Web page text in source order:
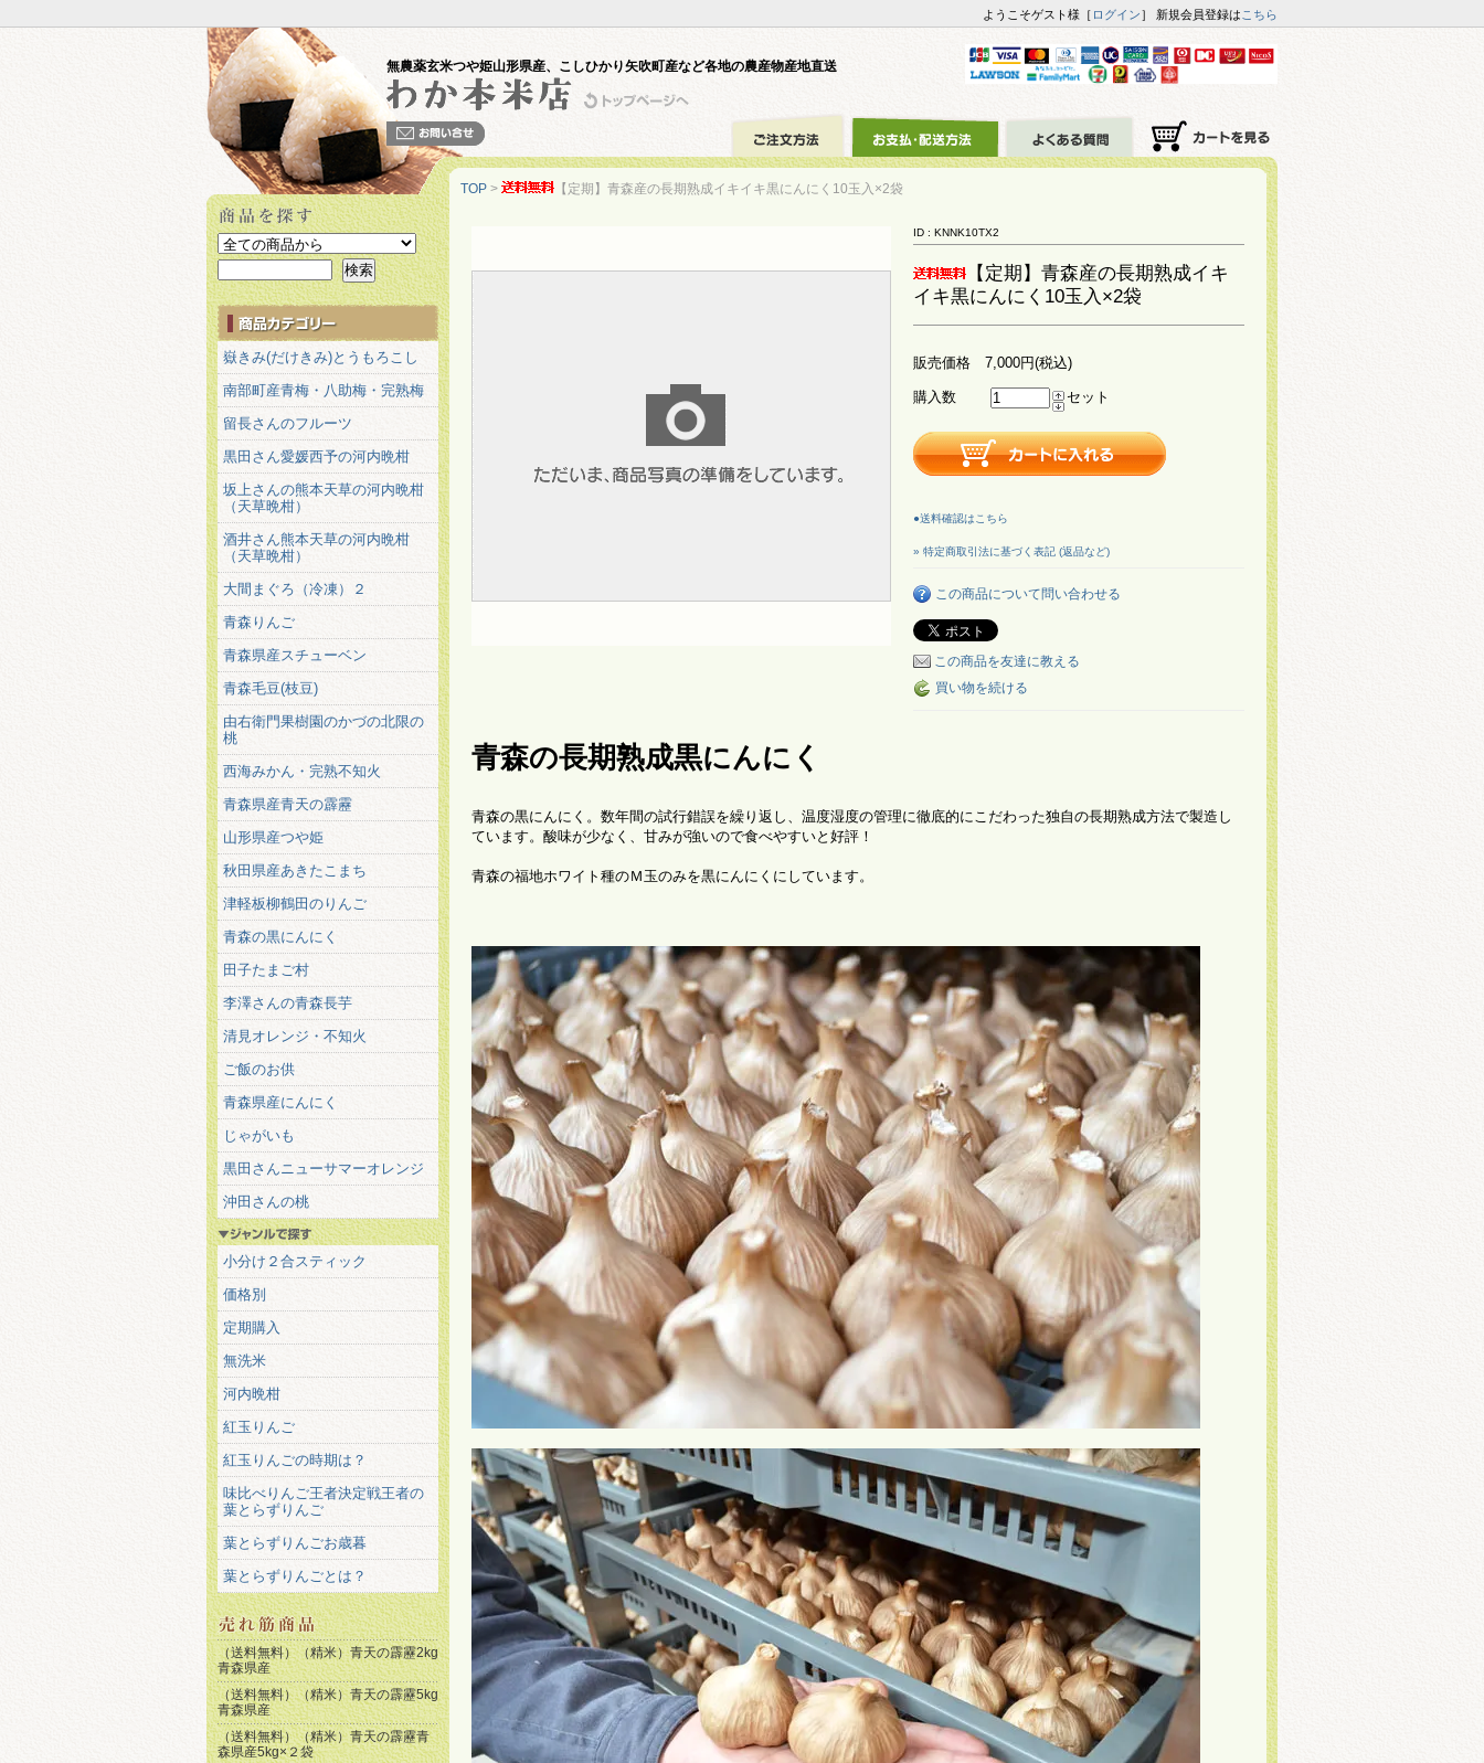
ようこそゲスト様［ ログイン］ 新規会員登録は こちら
無農薬玄米つや姫山形県産、こしひかり矢吹町産など各地の農産物産地直送
TOP > 【定期】青森産の長期熟成イキイキ黒にんにく10玉入×2袋
ID : KNNK10TX2
【定期】青森産の長期熟成イキ
イキ黒にんにく10玉入×2袋
販売価格 7,000円(税込)
購入数 セット
●送料確認はこちら
» 特定商取引法に基づく表記 (返品など)
この商品について問い合わせる
この商品を友達に教える
買い物を続ける
青森の長期熟成黒にんにく
青森の黒にんにく。数年間の試行錯誤を繰り返し、温度湿度の管理に徹底的にこだわった独自の長期熟成方法で製造し
ています。酸味が少なく、甘みが強いので食べやすいと好評！
青森の福地ホワイト種のＭ玉のみを黒にんにくにしています。
嶽きみ(だけきみ)とうもろこし
南部町産青梅・八助梅・完熟梅
留長さんのフルーツ
黒田さん愛媛西予の河内晩柑
坂上さんの熊本天草の河内晩柑
（天草晩柑）
酒井さん熊本天草の河内晩柑
（天草晩柑）
大間まぐろ（冷凍）２
青森りんご
青森県産スチューベン
青森毛豆(枝豆)
由右衛門果樹園のかづの北限の
桃
西海みかん・完熟不知火
青森県産青天の霹靂
山形県産つや姫
秋田県産あきたこまち
津軽板柳鶴田のりんご
青森の黒にんにく
田子たまご村
李澤さんの青森長芋
清見オレンジ・不知火
ご飯のお供
青森県産にんにく
じゃがいも
黒田さんニューサマーオレンジ
沖田さんの桃
小分け２合スティック
価格別
定期購入
無洗米
河内晩柑
紅玉りんご
紅玉りんごの時期は？
味比べりんご王者決定戦王者の
葉とらずりんご
葉とらずりんごお歳暮
葉とらずりんごとは？
（送料無料）（精米）青天の霹靂2kg
青森県産
（送料無料）（精米）青天の霹靂5kg
青森県産
（送料無料）（精米）青天の霹靂青
森県産5kg×２袋